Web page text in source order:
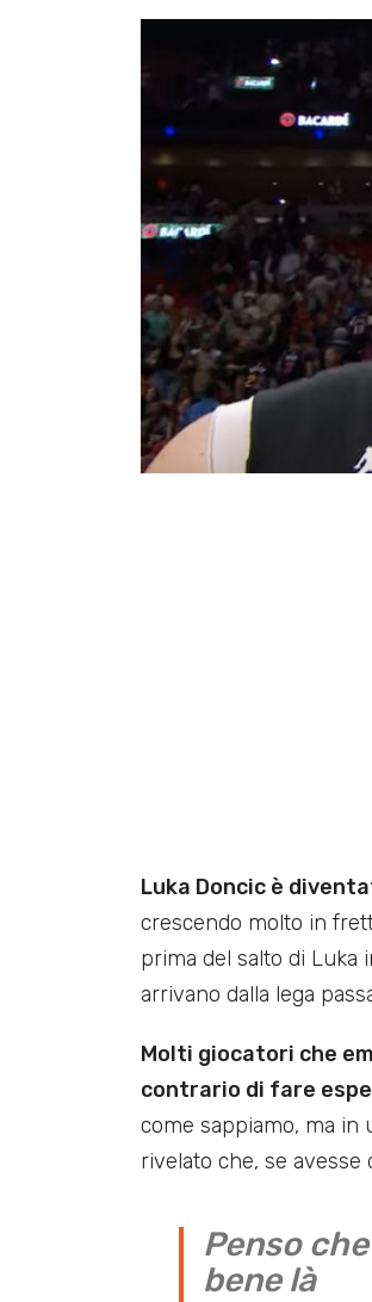
Luka Doncic è
crescendo molto in
prima del salto di Luka
arrivano dalla lega
Molti giocatori che
contrario di fare
come sappiamo, ma in
rivelato che, se
Penso
bene là